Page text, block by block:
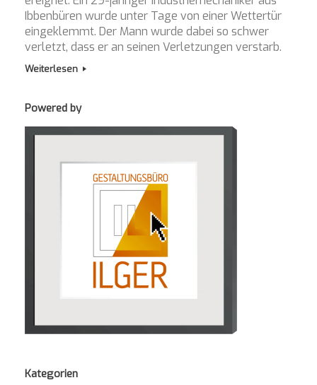
Ibbenbüren wurde unter Tage von einer Wettertür
eingeklemmt. Der Mann wurde dabei so schwer
verletzt, dass er an seinen Verletzungen verstarb.
Weiterlesen
Powered by
Kategorien